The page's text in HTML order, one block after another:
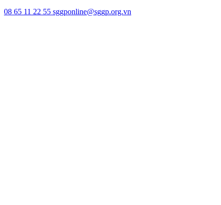
08 65 11 22 55 sggponline@sggp.org.vn